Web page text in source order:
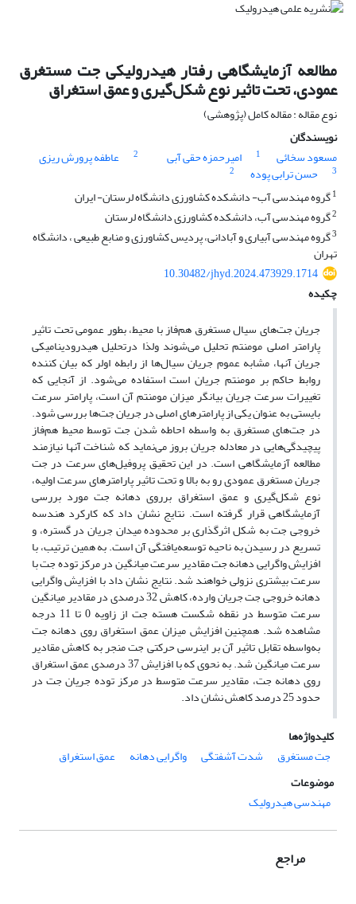
مطالعه آزمایشگاهی رفتار هیدرولیکی جت‌ مستغرق
عمودی، تحت تاثیر نوع شکل‌گیری و عمق استغراق
نوع مقاله : مقاله کامل (پژوهشی)
نویسندگان
مسعود سخائی
1 امیرحمزه حقی آبی 2 عاطفه پرورش ریزی
3 حسن ترابی پوده
2
1گروه مهندسی آب- دانشکده کشاورزی دانشگاه لرستان- ایران
2گروه مهندسی آب، دانشکده کشاورزی دانشگاه لرستان
3گروه مهندسی آبیاری و آبادانی، پردیس کشاورزی و منابع طبیعی ، دانشگاه
تهران
10.30482/jhyd.2024.473929.1714
چکیده
جریان جت‌های سیال مستغرق هم‌فاز با محیط، بطور عمومی تحت تاثیر
پارامتر اصلی مومنتم تحلیل می‌شوند ولذا درتحلیل هیدرودینامیکی
جریان آنها، مشابه عموم جریان سیال‌ها از رابطه اولر که بیان کننده
روابط حاکم بر مومنتم جریان است استفاده می‌شود. از آنجایی که
تغییرات سرعت جریان بیانگر میزان مومنتم آن است، پارامتر سرعت
بایستی به عنوان یکی از پارامترهای اصلی در جریان جت‌ها بررسی شود.
در جت‌های مستغرق به واسطه احاطه شدن جت توسط محیط هم‌فاز
پیچیدگی‌هایی در معادله جریان بروز می‌نماید که شناخت آنها نیازمند
مطالعه آزمایشگاهی است. در این تحقیق پروفیل‌های سرعت در جت
جریان مستغرق عمودی رو به بالا و تحت تاثیر پارامترهای سرعت اولیه،
نوع شکل‌گیری و عمق استغراق برروی دهانه جت مورد بررسی
آزمایشگاهی قرار گرفته است. نتایج نشان داد که کارکرد هندسه
خروجی جت به شکل اثرگذاری بر محدوده میدان جریان در گستره، و
تسریع در رسیدن به ناحیه توسعه‌یافتگی آن است. به همین ترتیب، با
افزایش واگرایی دهانه جت مقادیر سرعت میانگین در مرکز توده جت با
سرعت بیشتری نزولی خواهند شد. نتایج نشان داد با افزایش واگرایی
دهانه خروجی جت جریان وارده، کاهش 32 درصدی در مقادیر میانگین
سرعت متوسط در نقطه شکست هسته جت از زاویه 0 تا 11 درجه
مشاهده شد. همچنین افزایش میزان عمق استغراق روی دهانه جت
به‌واسطه تقابل تاثیر آن بر اینرسی حرکتی جت منجر به کاهش مقادیر
سرعت میانگین شد. به نحوی که با افزایش 37 درصدی عمق استغراق
روی دهانه جت، مقادیر سرعت متوسط در مرکز توده جریان جت در
حدود 25 درصد کاهش نشان داد.
کلیدواژه‌ها
جت مستغرق
شدت آشفتگی واگرایی دهانه
عمق استغراق
موضوعات
مهندسی هیدرولیک
مراجع